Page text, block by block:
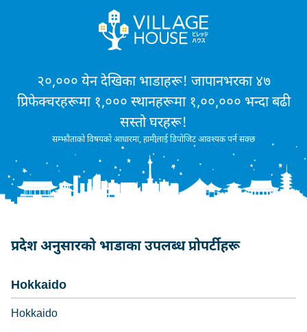
२०,००० येन देखिका भाडाहरू! जापानभरका ४७
प्रिफेक्चरहरूमा १,००० स्थानहरूमा १,००,००० भन्दा बढी
सस्तो घरहरू!
सम्झौताको विषयको आधारमा, हामीलाई डिपोजिट आवश्यक पर्न सक्छ
प्रदेश अनुसारको भाडाका उपलब्ध प्रोपर्टीहरू
Hokkaido
Hokkaido